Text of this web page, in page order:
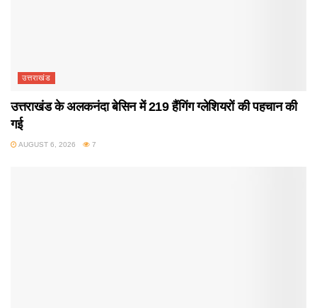
उत्तराखंड
उत्तराखंड के अलकनंदा बेसिन में 219 हैंगिंग ग्लेशियरों की पहचान की
गई
AUGUST 6, 2026 7